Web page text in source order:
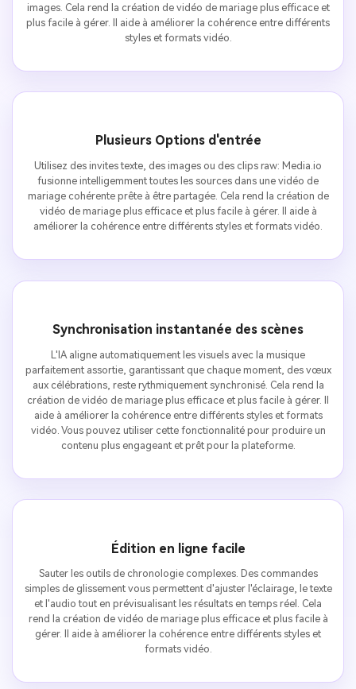
images. Cela rend la création de vidéo de mariage plus efficace et
plus facile à gérer. Il aide à améliorer la cohérence entre différents
styles et formats vidéo.
Plusieurs Options d'entrée
Utilisez des invites texte, des images ou des clips raw: Media.io
fusionne intelligemment toutes les sources dans une vidéo de
mariage cohérente prête à être partagée. Cela rend la création de
vidéo de mariage plus efficace et plus facile à gérer. Il aide à
améliorer la cohérence entre différents styles et formats vidéo.
Synchronisation instantanée des scènes
L'IA aligne automatiquement les visuels avec la musique
parfaitement assortie, garantissant que chaque moment, des vœux
aux célébrations, reste rythmiquement synchronisé. Cela rend la
création de vidéo de mariage plus efficace et plus facile à gérer. Il
aide à améliorer la cohérence entre différents styles et formats
vidéo. Vous pouvez utiliser cette fonctionnalité pour produire un
contenu plus engageant et prêt pour la plateforme.
Édition en ligne facile
Sauter les outils de chronologie complexes. Des commandes
simples de glissement vous permettent d'ajuster l'éclairage, le texte
et l'audio tout en prévisualisant les résultats en temps réel. Cela
rend la création de vidéo de mariage plus efficace et plus facile à
gérer. Il aide à améliorer la cohérence entre différents styles et
formats vidéo.